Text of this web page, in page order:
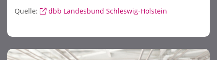
Quelle:
dbb Landesbund Schleswig-Holstein